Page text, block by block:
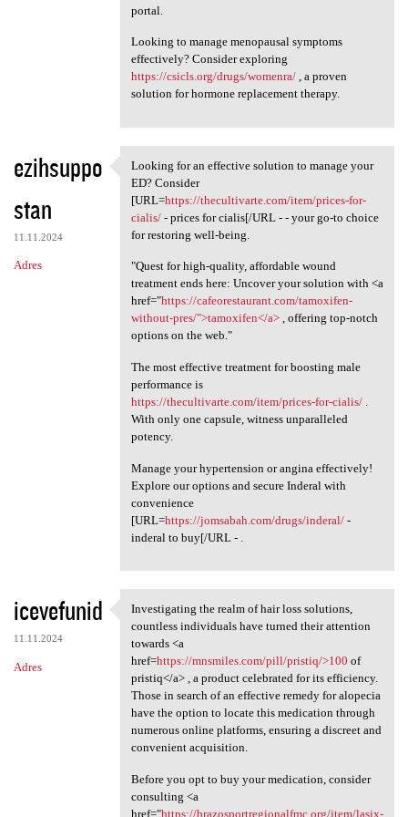
portal.
Looking to manage menopausal symptoms
effectively? Consider exploring
https://csicls.org/drugs/womenra/, a proven
solution for hormone replacement therapy.
ezihsuppo
stan
11.11.2024
Adres
Looking for an effective
Looking for an effective solution to manage your
ED? Consider
[URL=https://thecultivarte.com/item/prices-for-
cialis/- prices for cialis[/URL - - your go-to choice
for restoring well-being.
"Quest for high-quality, affordable wound
treatment ends here: Uncover your solution with <a
href="https://cafeorestaurant.com/tamoxifen-
without-pres/">tamoxifen</a>, offering top-notch
options on the web."
The most effective treatment for boosting male
performance is
https://thecultivarte.com/item/prices-for-cialis/.
With only one capsule, witness unparalleled
potency.
Manage your hypertension or angina effectively!
Explore our options and secure Inderal with
convenience
[URL=https://jomsabah.com/drugs/inderal/-
inderal to buy[/URL - .
icevefunid
11.11.2024
Adres
Investigating the realm of
Investigating the realm of hair loss solutions,
countless individuals have turned their attention
towards <a
href=https://mnsmiles.com/pill/pristiq/>100 of
pristiq</a> , a product celebrated for its efficiency.
Those in search of an effective remedy for alopecia
have the option to locate this medication through
numerous online platforms, ensuring a discreet and
convenient acquisition.
Before you opt to buy your medication, consider
consulting <a
href="https://brazosportregionalfmc.org/item/lasix-